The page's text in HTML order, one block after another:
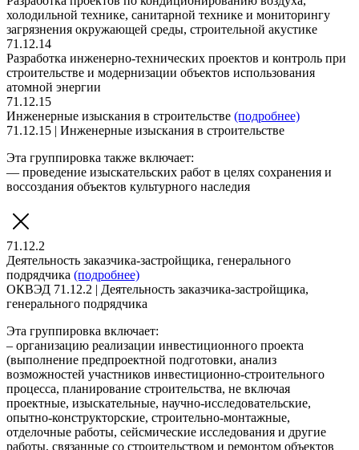
холодильной технике, санитарной технике и мониторингу
загрязнения окружающей среды, строительной акустике
71.12.14
Разработка инженерно-технических проектов и контроль при
строительстве и модернизации объектов использования
атомной энергии
71.12.15
Инженерные изыскания в строительстве (подробнее)
71.12.15 | Инженерные изыскания в строительстве
Эта группировка также включает:
— проведение изыскательских работ в целях сохранения и
воссоздания объектов культурного наследия
71.12.2
Деятельность заказчика-застройщика, генерального
подрядчика (подробнее)
ОКВЭД 71.12.2 | Деятельность заказчика-застройщика,
генерального подрядчика
Эта группировка включает:
– организацию реализации инвестиционного проекта
(выполнение предпроектной подготовки, анализ
возможностей участников инвестиционно-строительного
процесса, планирование строительства, не включая
проектные, изыскательные, научно-исследовательские,
опытно-конструкторские, строительно-монтажные,
отделочные работы, сейсмические исследования и другие
работы, связанные со строительством и ремонтом объектов